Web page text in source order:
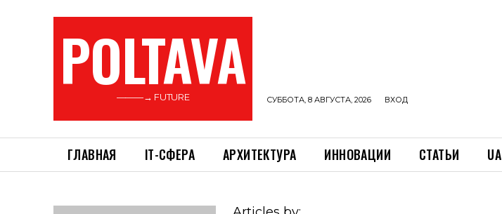
POLTAVA
———→ FUTURE СУББОТА, 8 АВГУСТА, 2026 ВХОД
ГЛАВНАЯ ІТ-СФЕРА АРХИТЕКТУРА ИННОВАЦИИ СТАТЬИ UA